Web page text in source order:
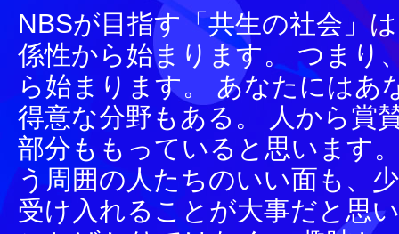
NBSが目指す「共生の社会」
係性から始まります。 つまり
ら始まります。 あなたにはあ
得意な分野もある。 人から賞
部分ももっていると思います
う周囲の人たちのいい面も、
受け入れることが大事だと思